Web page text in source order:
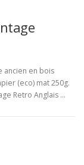
ancien en bois
(eco) mat 250g.
Retro Anglais …